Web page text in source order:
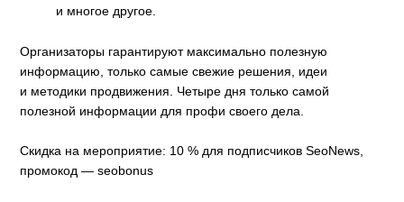
и многое другое.
Организаторы гарантируют максимально полезную
информацию, только самые свежие решения, идеи
и методики продвижения. Четыре дня только самой
полезной информации для профи своего дела.
Скидка на мероприятие: 10 % для подписчиков SeoNews,
промокод — seobonus